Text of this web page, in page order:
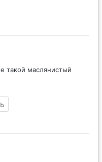
такой маслянистый